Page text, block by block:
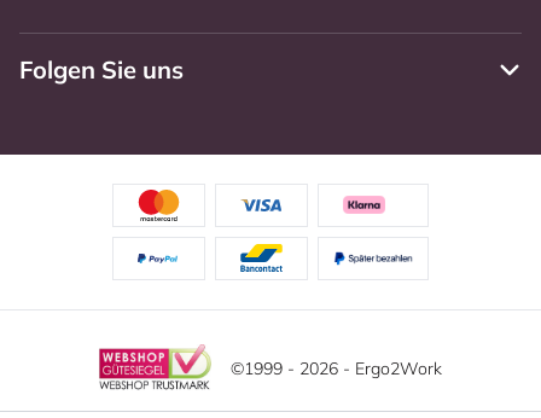
Folgen Sie uns
©1999 - 2026 - Ergo2Work